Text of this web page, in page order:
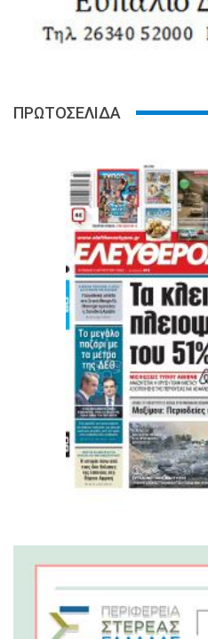
ΠΡΩΤΟΣΕΛΙΔΑ